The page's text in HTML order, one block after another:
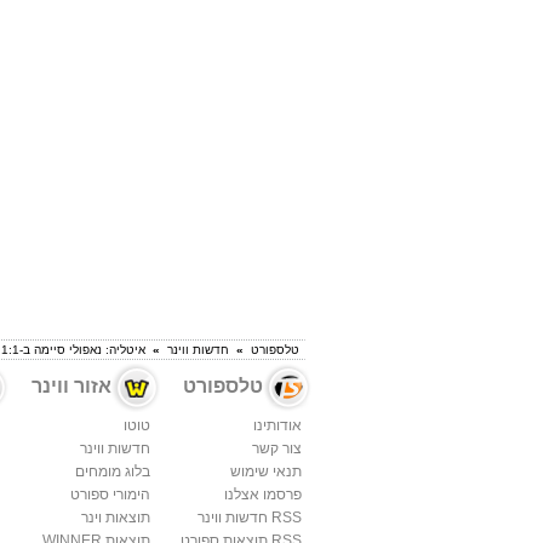
טלספורט » חדשות ווינר » איטליה: נאפולי סיימה ב-1:1 מול בולוניה
טלספורט
אודותינו
צור קשר
תנאי שימוש
פרסמו אצלנו
RSS חדשות ווינר
אזור ווינר
טוטו
חדשות ווינר
בלוג מומחים
הימורי ספורט
תוצאות וינר